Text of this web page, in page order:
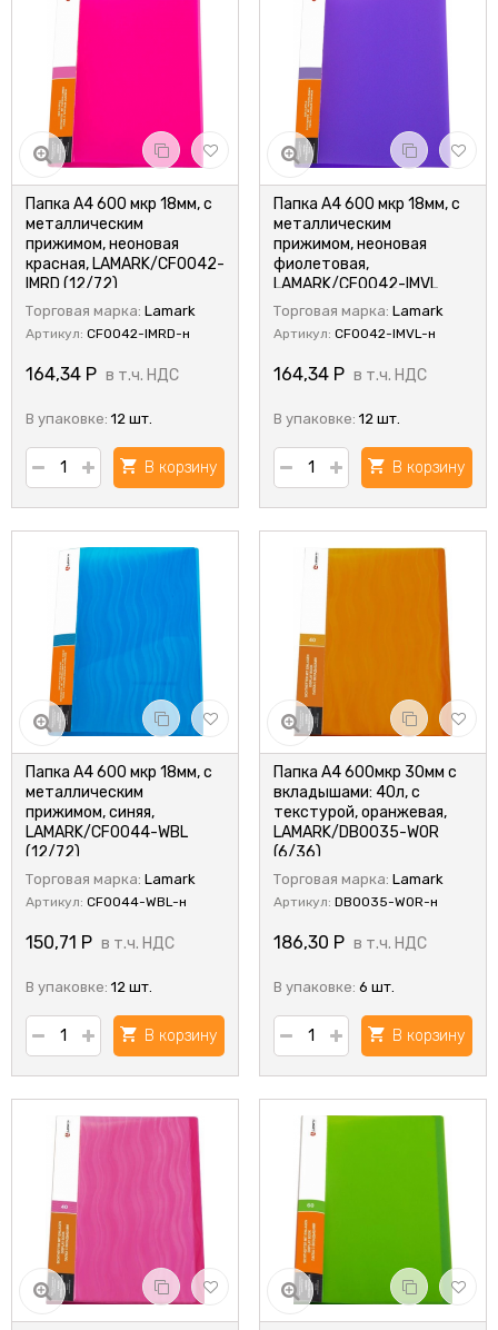
Папка А4 600 мкр 18мм, с
металлическим
прижимом, неоновая
красная, LAMARK/CF0042-
IMRD (12/72)
Торговая марка: Lamark
Артикул: CF0042-IMRD-н
164,34 Р в т.ч. НДС
В упаковке: 12 шт.
В корзину
Папка А4 600 мкр 18мм, с
металлическим
прижимом, неоновая
фиолетовая,
LAMARK/CF0042-IMVL
(12/72)
Торговая марка: Lamark
Артикул: CF0042-IMVL-н
164,34 Р в т.ч. НДС
В упаковке: 12 шт.
В корзину
Папка А4 600 мкр 18мм, с
металлическим
прижимом, синяя,
LAMARK/CF0044-WBL
(12/72)
Торговая марка: Lamark
Артикул: CF0044-WBL-н
150,71 Р в т.ч. НДС
В упаковке: 12 шт.
В корзину
Папка А4 600мкр 30мм с
вкладышами: 40л, с
текстурой, оранжевая,
LAMARK/DB0035-WOR
(6/36)
Торговая марка: Lamark
Артикул: DB0035-WOR-н
186,30 Р в т.ч. НДС
В упаковке: 6 шт.
В корзину